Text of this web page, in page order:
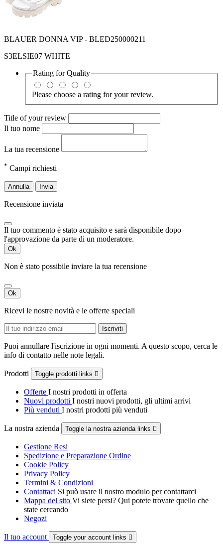
BLAUER DONNA VIP - BLED250000211
S3ELSIE07 WHITE
Rating forQuality
Please choose a rating for your review.
Title of your review
Il tuo nome
La tua recensione
* Campi richiesti
Annulla Invia
Recensione inviata
Il tuo commento è stato acquisito e sarà disponibile dopo
l'approvazione da parte di un moderatore.
Ok
Non è stato possibile inviare la tua recensione
Ok
Ricevi le nostre novità e le offerte speciali
Puoi annullare l'iscrizione in ogni momenti. A questo scopo, cerca le
info di contatto nelle note legali.
Prodotti Toggle prodotti links 
Offerte I nostri prodotti in offerta
Nuovi prodotti I nostri nuovi prodotti, gli ultimi arrivi
Più venduti I nostri prodotti più venduti
La nostra azienda Toggle la nostra azienda links 
Gestione Resi
Spedizione e Preparazione Ordine
Cookie Policy
Privacy Policy
Termini & Condizioni
Contattaci Si può usare il nostro modulo per contattarci
Mappa del sito Vi siete persi? Qui potete trovate quello che
state cercando
Negozi
Il tuo account Toggle your account links 